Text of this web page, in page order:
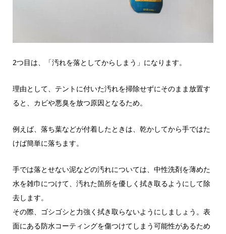
2つ目は、「汚れを落としてからしまう」になります。
理由として、テントに付いた汚れを掃除せずにそのまま放置す
ると、カビや悪臭を放つ原因となるため。
例えば、落ち葉などが付着したときは、乾かしてから手ではた
けば簡単に落ちます。
手では落とせない泥などの汚れについては、中性洗剤を薄めた
水を雑巾につけて、汚れた箇所を優しく拭き取るようにして除
去します。
その際、ゴシゴシと力強く拭き取らないようにしましょう。表
面にある防水コーティングを傷つけてしまう可能性があるため